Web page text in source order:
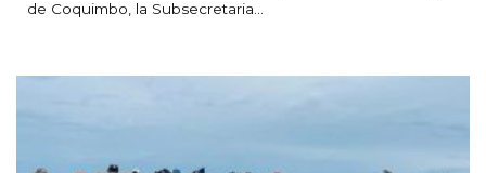
de Coquimbo, la Subsecretaria...